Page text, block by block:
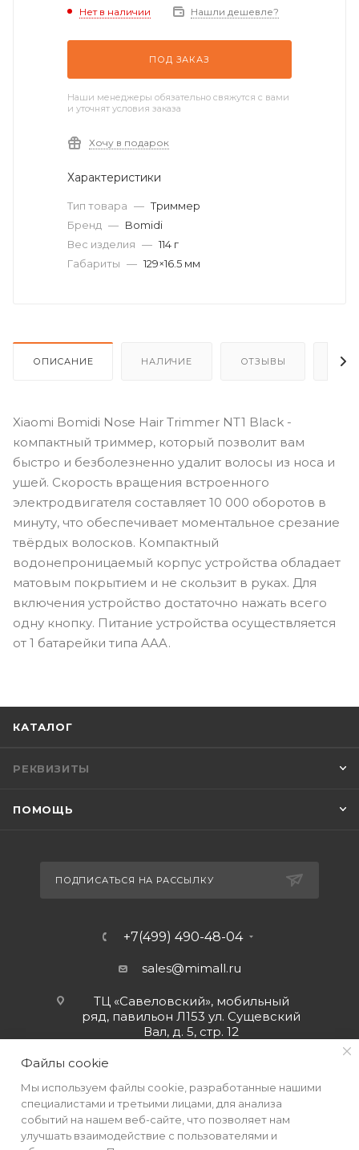
Нет в наличии Нашли дешевле?
ПОД ЗАКАЗ
Наши менеджеры обязательно свяжутся с вами
и уточнят условия заказа
Хочу в подарок
Характеристики
Тип товара — Триммер
Бренд — Bomidi
Вес изделия — 114 г
Габариты — 129×16.5 мм
ОПИСАНИЕ НАЛИЧИЕ ОТЗЫВЫ
Xiaomi Bomidi Nose Hair Trimmer NT1 Black -
компактный триммер, который позволит вам
быстро и безболезненно удалит волосы из носа и
ушей. Скорость вращения встроенного
электродвигателя составляет 10 000 оборотов в
минуту, что обеспечивает моментальное срезание
твёрдых волосков. Компактный
водонепроницаемый корпус устройства обладает
матовым покрытием и не скользит в руках. Для
включения устройство достаточно нажать всего
одну кнопку. Питание устройства осуществляется
от 1 батарейки типа AAA.
КАТАЛОГ
РЕКВИЗИТЫ
ПОМОЩЬ
ПОДПИСАТЬСЯ НА РАССЫЛКУ
+7(499) 490-48-04
sales@mimall.ru
ТЦ «Савеловский», мобильный
ряд, павильон Л153 ул. Сущевский
Вал, д. 5, стр. 12
Файлы cookie
Мы используем файлы cookie, разработанные нашими
специалистами и третьими лицами, для анализа
событий на нашем веб-сайте, что позволяет нам
улучшать взаимодействие с пользователями и